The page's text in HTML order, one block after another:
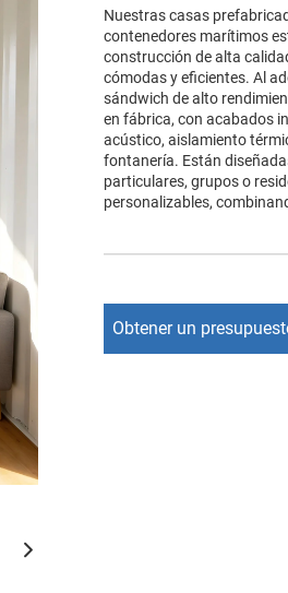
Nuestras casas
contenedores marítimos
construcción de alta
cómodas y eficientes. Al
sándwich de alto
en fábrica, con acabados
acústico, aislamiento
fontanería. Están
particulares, grupos o
personalizables,
Obtener un